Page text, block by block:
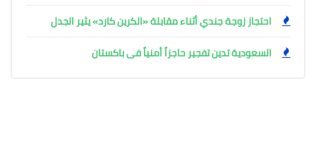
احتجاز زوجة جندي أثناء مقابلة «الكرين كارد» يثير الجدل
السعودية تدين تفجير حاجزاً أمنياً فى باكستان